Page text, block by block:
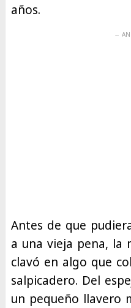
años.
Antes de que
a una vieja pena, la
clavó en algo que
salpicadero. Del
un pequeño llavero